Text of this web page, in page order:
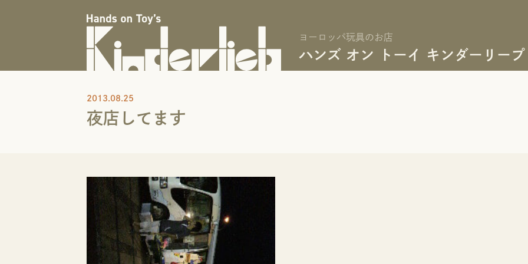
ヨーロッパ玩具のお店
ハンズ オン トーイ キンダーリープ
2013.08.25
夜店してます